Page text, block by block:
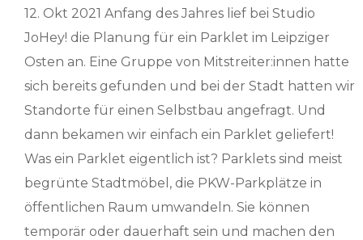
12. Okt 2021 Anfang des Jahres lief bei Studio
JoHey! die Planung für ein Parklet im Leipziger
Osten an. Eine Gruppe von Mitstreiter:innen hatte
sich bereits gefunden und bei der Stadt hatten wir
Standorte für einen Selbstbau angefragt. Und
dann bekamen wir einfach ein Parklet geliefert!
Was ein Parklet eigentlich ist? Parklets sind meist
begrünte Stadtmöbel, die PKW-Parkplätze in
öffentlichen Raum umwandeln. Sie können
temporär oder dauerhaft sein und machen den